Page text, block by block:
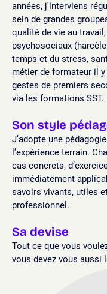
années, j'interviens
sein de grandes
qualité de vie au
psychosociaux
temps et du stress,
métier de formateur il
gestes de premiers
via les formations SST.
Son style
J’adopte une
l’expérience terrain.
cas concrets,
immédiatement
savoirs vivants, utiles
professionnel.
Sa devise
Tout ce que vous
vous devez vous aussi